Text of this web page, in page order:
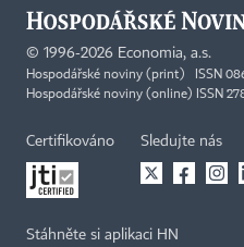
© 1996-2026 Economia, a.s.
Hospodářské noviny (print) ISSN
Hospodářské noviny (online) ISSN
Certifikováno Sledujte nás
Stáhněte si aplikaci HN